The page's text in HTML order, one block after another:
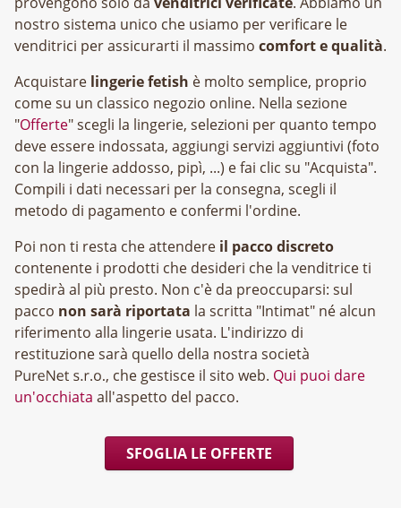
nostro sistema unico che usiamo per verificare le
venditrici per assicurarti il massimo comfort e qualità.
Acquistare lingerie fetish è molto semplice, proprio
come su un classico negozio online. Nella sezione
"Offerte" scegli la lingerie, selezioni per quanto tempo
deve essere indossata, aggiungi servizi aggiuntivi (foto
con la lingerie addosso, pipì, ...) e fai clic su "Acquista".
Compili i dati necessari per la consegna, scegli il
metodo di pagamento e confermi l'ordine.
Poi non ti resta che attendere il pacco discreto
contenente i prodotti che desideri che la venditrice ti
spedirà al più presto. Non c'è da preoccuparsi: sul
pacco non sarà riportata la scritta "Intimat" né alcun
riferimento alla lingerie usata. L'indirizzo di
restituzione sarà quello della nostra società
, che gestisce il sito web. Qui puoi dare
un'occhiata all'aspetto del pacco.
SFOGLIA LE OFFERTE